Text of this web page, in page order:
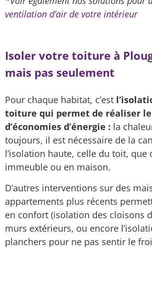
ventilation d’air de votre intérieur
Isoler votre toiture à
mais pas seulement
Pour chaque habitat, c’est
toiture qui permet de réaliser
d’économies d’énergie : la
toujours, il est nécessaire de la
l’isolation haute, celle du toit, que
immeuble ou en maison.
D’autres interventions sur des
appartements plus récents
en confort (isolation des cloisons
murs extérieurs, ou encore
planchers pour ne pas sentir le